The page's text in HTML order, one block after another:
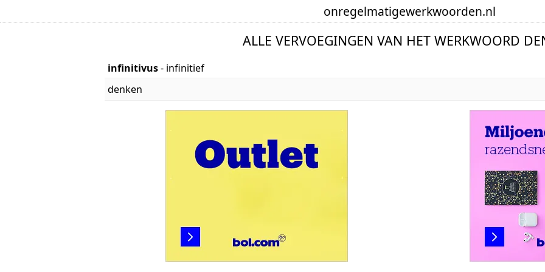
onregelmatigewerkwoorden.nl
ALLE VERVOEGINGEN VAN HET WERKWOORD
infinitivus- infinitief
denken